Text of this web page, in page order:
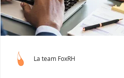
Auteur RH Femmes et RH
La team FoxRH